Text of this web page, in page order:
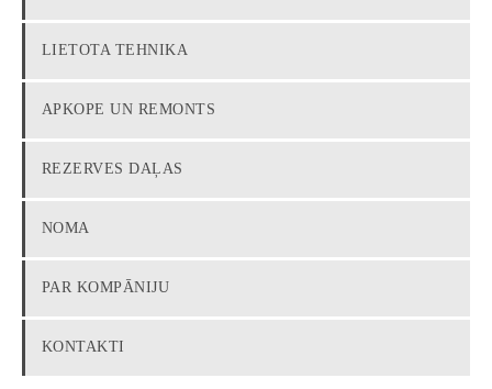
LIETOTA TEHNIKA
APKOPE UN REMONTS
REZERVES DAĻAS
NOMA
PAR KOMPĀNIJU
KONTAKTI